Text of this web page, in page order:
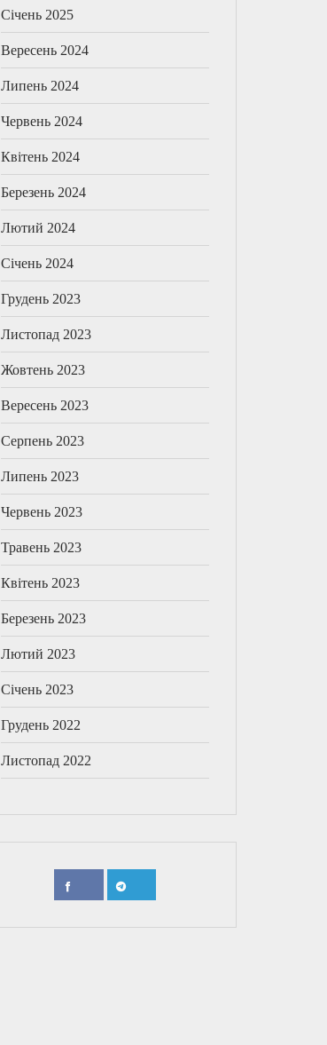
Січень 2025
Вересень 2024
Липень 2024
Червень 2024
Квітень 2024
Березень 2024
Лютий 2024
Січень 2024
Грудень 2023
Листопад 2023
Жовтень 2023
Вересень 2023
Серпень 2023
Липень 2023
Червень 2023
Травень 2023
Квітень 2023
Березень 2023
Лютий 2023
Січень 2023
Грудень 2022
Листопад 2022